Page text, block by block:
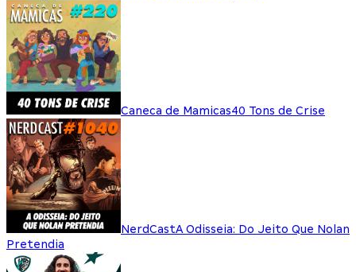
Caneca de Mamicas40 Tons de Crise
NerdCastA Odisseia: Do Jeito Que Nolan
Pretendia